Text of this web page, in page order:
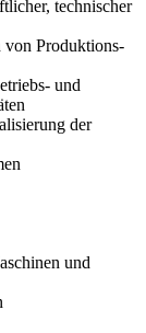
technischer
von Produktions-
und
der
und